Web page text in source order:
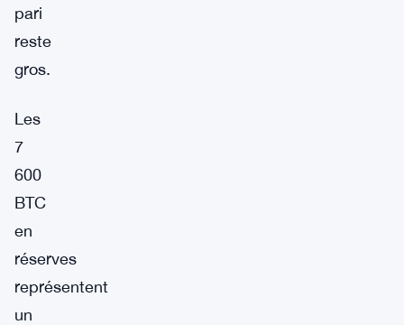
pari
reste
gros.
Les
7
600
BTC
en
réserves
représentent
un